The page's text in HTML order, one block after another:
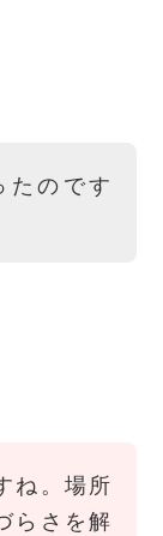
たのです
ね。場所
らさを解